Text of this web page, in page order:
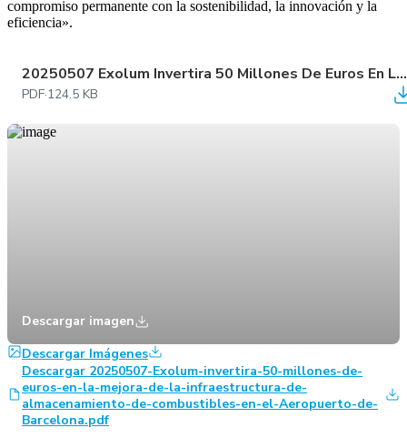
compromiso permanente con la sostenibilidad, la innovación y la
eficiencia».
20250507 Exolum Invertira 50 Millones De Euros En La Mejora De La Infraestructura De Almacenamiento De Combustibles En El Aeropuerto De Barcelona
PDF·124.5 KB
Descargar imagen
Descargar Imágenes
Descargar 20250507-Exolum-invertira-50-millones-de-
euros-en-la-mejora-de-la-infraestructura-de-
almacenamiento-de-combustibles-en-el-Aeropuerto-de-
Barcelona.pdf